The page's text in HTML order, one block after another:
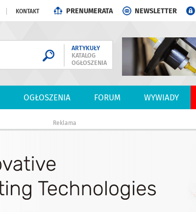
KONTAKT PRENUMERATA NEWSLETTER
ARTYKUŁY
KATALOG
OGŁOSZENIA
OGŁOSZENIA FORUM WYWIADY
Reklama